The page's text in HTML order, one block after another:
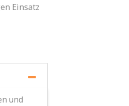
Einsatz
und